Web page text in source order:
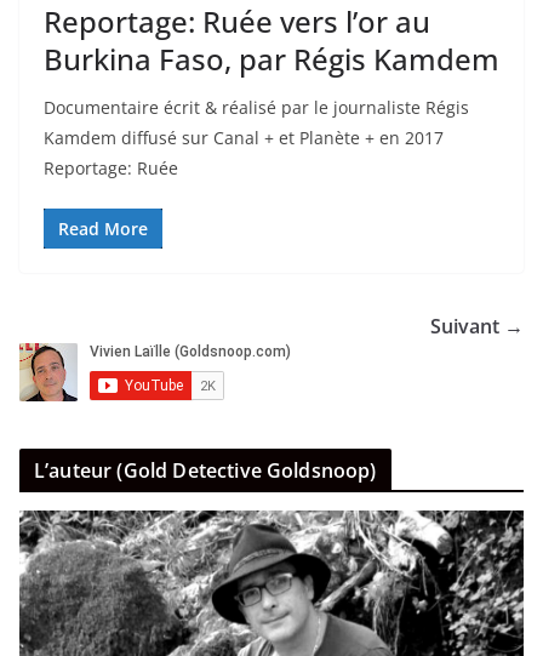
Reportage: Ruée vers l’or au
Burkina Faso, par Régis Kamdem
Documentaire écrit & réalisé par le journaliste Régis
Kamdem diffusé sur Canal + et Planète + en 2017
Reportage: Ruée
Read More
Suivant →
L’auteur (Gold Detective Goldsnoop)